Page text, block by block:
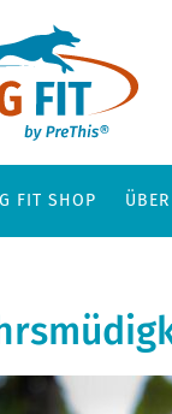
FIT SHOP